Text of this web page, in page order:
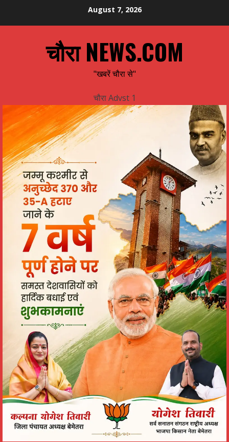
August 7, 2026
चौरा NEWS.COM
"खबरें चौरा से"
चौरा Advst 1